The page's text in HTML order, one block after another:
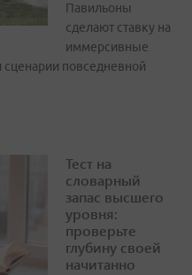
Павильоны
сделают ставку на
иммерсивные
повседневной
Тест на
словарный
запас высшего
уровня:
проверьте
глубину своей
начитанно